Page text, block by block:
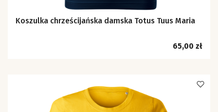
Koszulka chrześcijańska damska Totus Tuus Maria
Cena
65,00 zł